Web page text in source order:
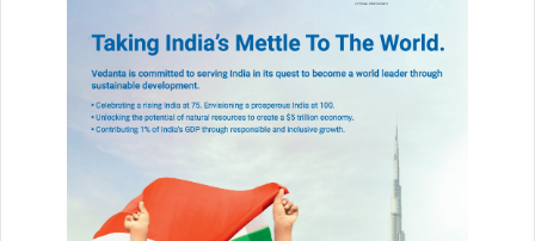
भी देखा गया।
शाम 6:52 बजे:कार मेंलाल किला के पास शक्तिशाली धमाकाहुआ।
पुलवामा से जुड़ा कनेक्शन आया सामने
जांच के दौरान इस कार का जम्मू-कश्मीर के पुलवामा जिले से संबंध